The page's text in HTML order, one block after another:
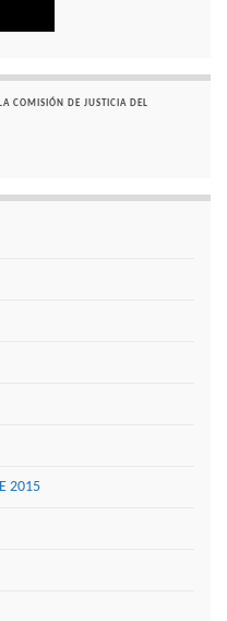
COMISIÓN DE JUSTICIA DEL
2015